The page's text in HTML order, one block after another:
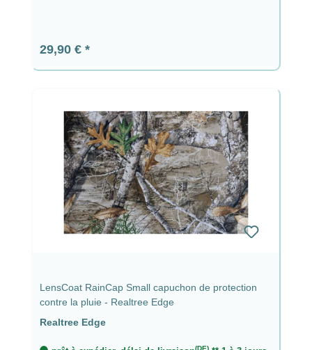
Prix régulier :
29,90 €
LensCoat RainCap Small capuchon de protection
contre la pluie - Realtree Edge
Realtree Edge
(DE)